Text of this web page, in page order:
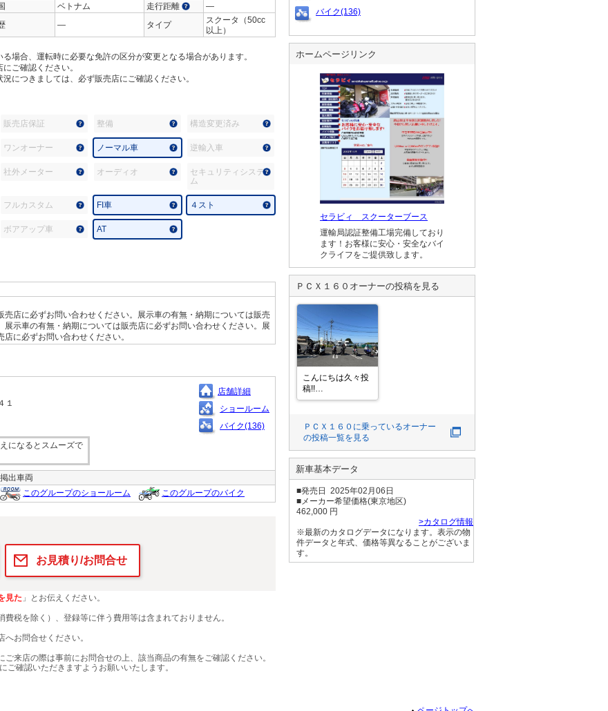
ベトナム 走行距離
―
― タイプ
スクータ（50cc
以上）
場合、運転時に必要な免許の区分が変更となる場合があります。
ご確認ください。
につきましては、必ず販売店にご確認ください。
販売店保証 整備 構造変更済み
ワンオーナー ノーマル車 逆輸入車
社外メーター オーディオ
セキュリティシステ
ム
フルカスタム FI車 ４スト
ボアアップ車 AT
売店に必ずお問い合わせください。展示車の有無・納期については販売
展示車の有無・納期については販売店に必ずお問い合わせください。展
に必ずお問い合わせください。
１
になるとスムーズで
店舗詳細
ショールーム
バイク(136)
掲出車両
このグループのショールーム このグループのバイク
お見積り/お問合せ
見た 」とお伝えください。
税を除く）、登録等に伴う費用等は含まれておりません。
お問合せください。
来店の際は事前にお問合せの上、該当商品の有無をご確認ください。
ご確認いただきますようお願いいたします。
バイク(136)
ホームページリンク
セラビィ スクーターブース
運輸局認証整備工場完備しており
ます！お客様に安心・安全なバイ
クライフをご提供致します。
ＰＣＸ１６０ オーナーの投稿を見る
こんにちは久々投
稿!!
ングしてきました
私の地の利で先頭
をさせてもらえま
他愛もない話しに
盛り上がりめちゃ
楽しかったです!!
しいツーリングで
した🙆
最後
ＰＣＸ１６０ に乗っているオーナー
の投稿一覧を見る
新車基本データ
■発売日 2025年02月06日
■メーカー希望価格(東京地区)
462,000 円
>カタログ情報
※最新のカタログデータになります。表示の物
件データと年式、価格等異なることがございま
す。